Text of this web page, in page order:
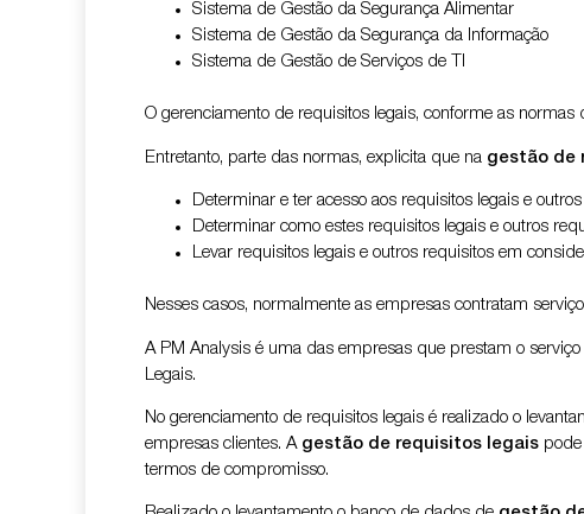
Sistema de Gestão da Segurança Alimentar
Sistema de Gestão da Segurança da Informação
Sistema de Gestão de Serviços de TI
O gerenciamento de requisitos legais, conforme as
Entretanto, parte das normas, explicita que na gestão de
Determinar e ter acesso aos requisitos legais e
Determinar como estes requisitos legais e outros
Levar requisitos legais e outros requisitos em
Nesses casos, normalmente as empresas contratam
A PM Analysis é uma das empresas que prestam o serviço
Legais.
No gerenciamento de requisitos legais é realizado o
empresas clientes. A gestão de requisitos legais
termos de compromisso.